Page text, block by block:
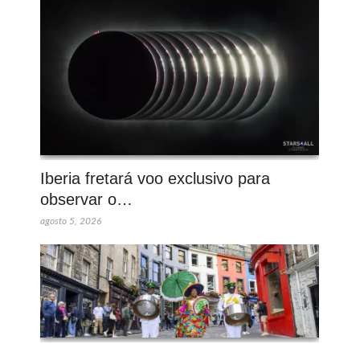
Iberia fretará voo exclusivo para
observar o…
agosto 5, 2026